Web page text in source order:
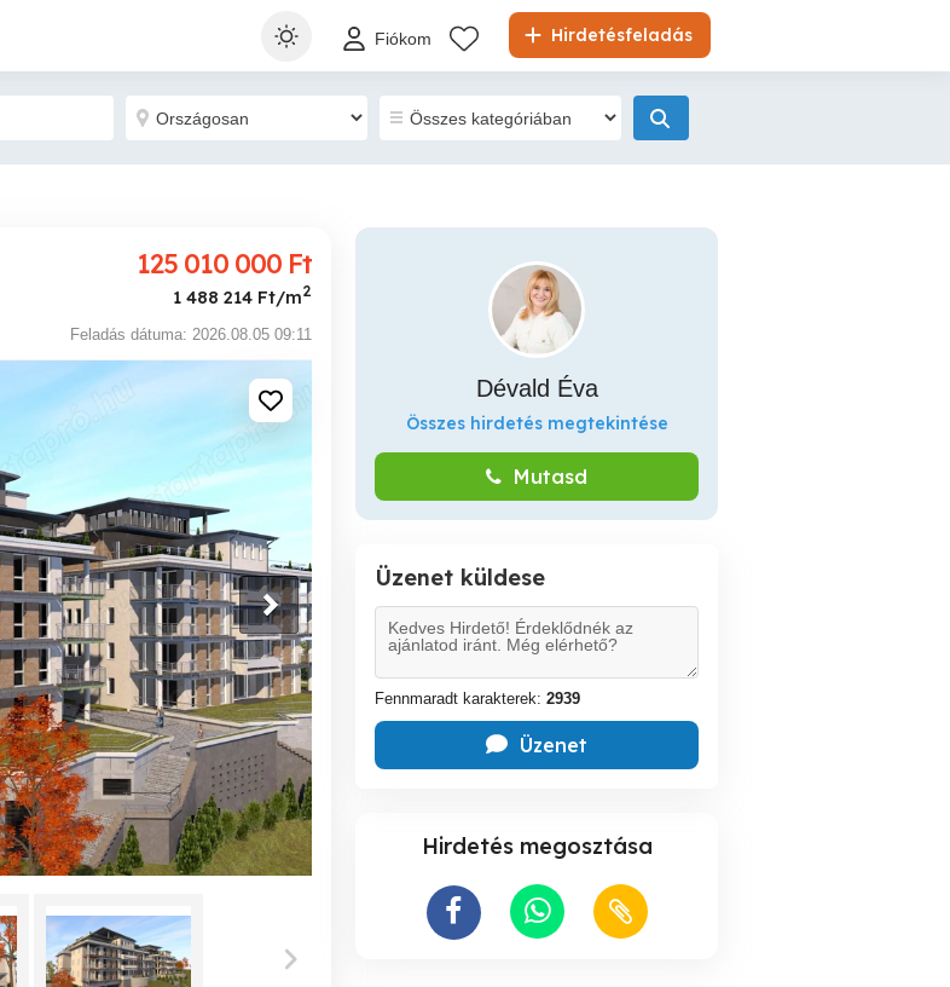
Hirdetésfeladás
Fiókom
125 010 000 Ft
1 488 214 Ft/m2
Feladás dátuma: 2026.08.05 09:11
Dévald Éva
Összes hirdetés megtekintése
Mutasd
Üzenet küldese
Fennmaradt karakterek: 2939
Üzenet
Hirdetés megosztása